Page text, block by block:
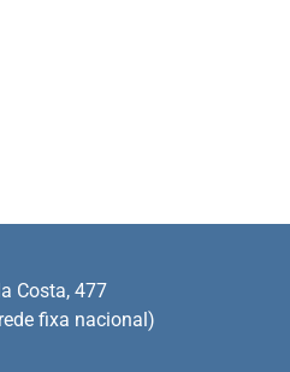
Costa, 477
fixa nacional)